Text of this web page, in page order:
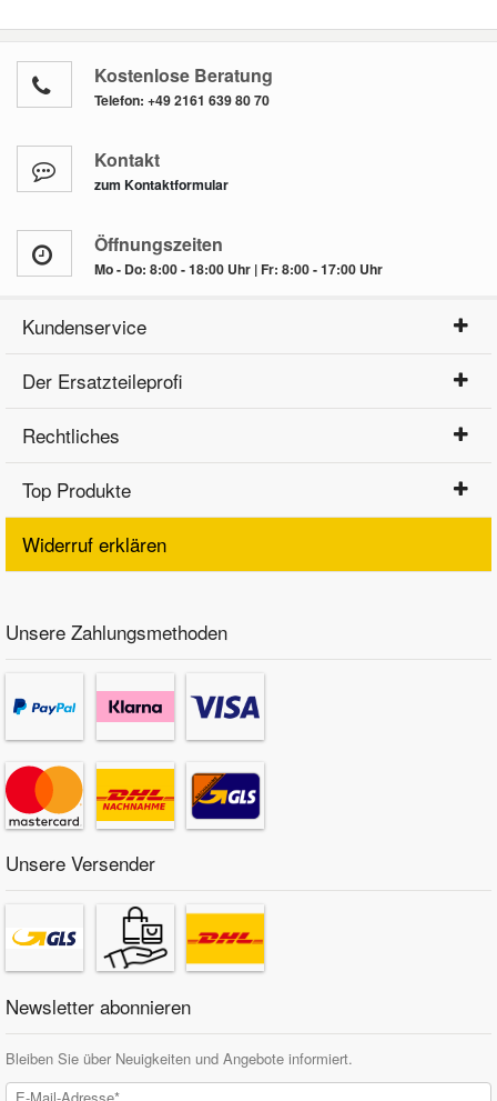
Kostenlose Beratung
Telefon: +49 2161 639 80 70
Kontakt
zum Kontaktformular
Öffnungszeiten
Mo - Do: 8:00 - 18:00 Uhr | Fr: 8:00 - 17:00 Uhr
Kundenservice
Der Ersatzteileprofi
Rechtliches
Top Produkte
Widerruf erklären
Unsere Zahlungsmethoden
Unsere Versender
Newsletter abonnieren
Bleiben Sie über Neuigkeiten und Angebote informiert.